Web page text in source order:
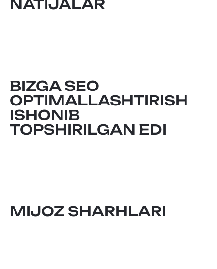
NATIJALAR
BIZGA SEO
OPTIMALLASHTIRISH
ISHONIB
TOPSHIRILGAN EDI
MIJOZ SHARHLARI